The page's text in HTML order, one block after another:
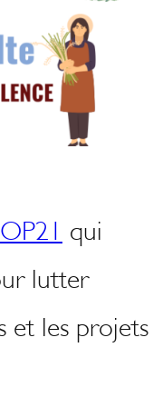
qui
lutter
et les projets